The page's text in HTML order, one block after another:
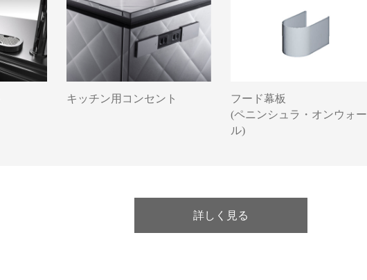
キッチン用コンセント
フード幕板
(ペニンシュラ・オンウォー
ル)
詳しく見る